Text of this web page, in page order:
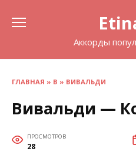
Аккорды
ГЛАВНАЯ » В » ВИВАЛЬДИ
Вивальди —
ПРОСМОТРОВ
28